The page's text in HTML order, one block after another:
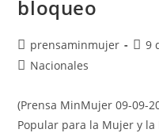
bloqueo
prensaminmujer
9
Nacionales
(Prensa MinMujer 09-09-
Popular para la Mujer y la